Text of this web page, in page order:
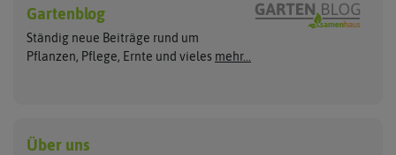
Wilde Sorten
Asiatische Sorten
Jalapenosamen
Habanerosamen
Asien Chilipflanzen
Habaneropflanzen
Jalapenopflanzen
Arche Noah
ASB Greenworld
Buzzy Seeds
Culinaris - Saatgut für
De Bolster Bio-Samen
Gartenblog
Ständig neue Beiträge rund um
Pflanzen, Pflege, Ernte und vieles mehr...
Über uns